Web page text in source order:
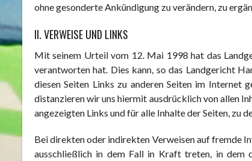
ohne gesonderte Ankündigung zu verändern, zu
II. VERWEISE UND LINKS
Mit seinem Urteil vom 12. Mai 1998 hat das
verantworten hat. Dies kann, so das Landgericht
diesen Seiten Links zu anderen Seiten im Internet
distanzieren wir uns hiermit ausdrücklich von allen
angezeigten Links und für alle Inhalte der Seiten, zu
Bei direkten oder indirekten Verweisen auf fremde
ausschließlich in dem Fall in Kraft treten, in dem